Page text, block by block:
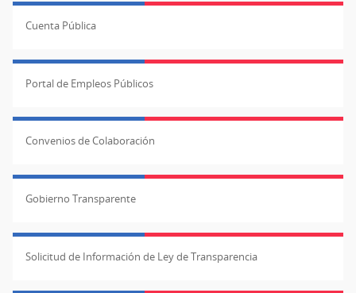
Cuenta Pública
Portal de Empleos Públicos
Convenios de Colaboración
Gobierno Transparente
Solicitud de Información de Ley de Transparencia